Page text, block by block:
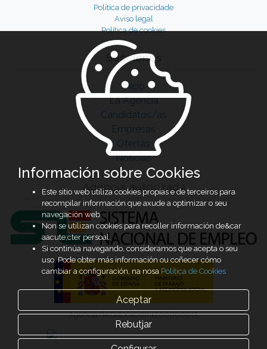
Política de privacidade
Aviso legal
Política de cookies
Secciones
Inicio
La Agencia
Candidatos/as
Empresas
Ofertas
Noticias
Agencia autorizada
Agencia de Colocación 1200000015
Información sobre Cookies
Este sitio web utiliza cookies propias e de terceiros para
recompilar información que axude a optimizar o seu
navegación web.
Non se utilizan cookies para recoller información de&car
aacute;cter persoal.
Si continúa navegando, consideramos que acepta o seu
uso. Pode obter más información ou coñecer cómo
cambiar a configuración, na nosa Política de Cookies
Aceptar
Rebutjar